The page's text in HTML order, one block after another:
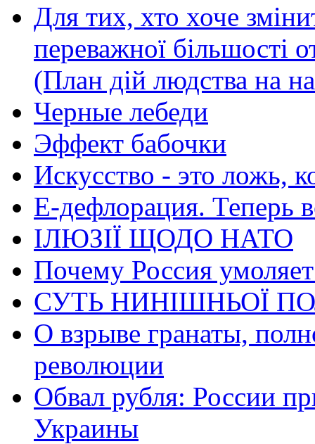
Для тих, хто хоче
переважної більшості
(План дій людства на
Черные лебеди
Эффект бабочки
Искусство - это ложь,
Е-дефлорация. Теперь
ІЛЮЗІЇ ЩОДО НАТО
Почему Россия
СУТЬ НИНІШНЬОЇ
О взрыве гранаты,
революции
Обвал рубля: России
Украины